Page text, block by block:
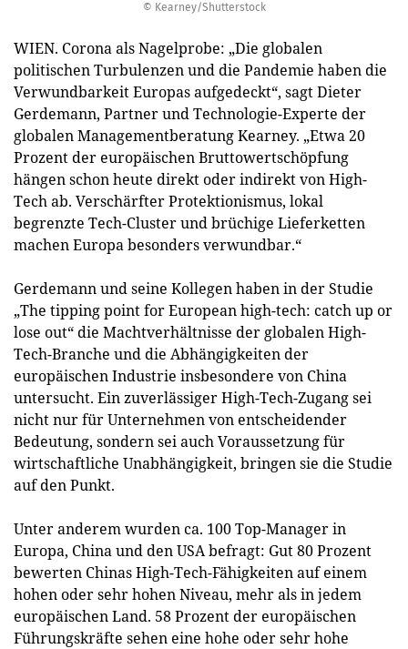
© Kearney/Shutterstock
WIEN. Corona als Nagelprobe: „Die globalen
politischen Turbulenzen und die Pandemie haben die
Verwundbarkeit Europas aufgedeckt“, sagt Dieter
Gerdemann, Partner und Technologie-Experte der
globalen Managementberatung Kearney. „Etwa 20
Prozent der europäischen Bruttowertschöpfung
hängen schon heute direkt oder indirekt von High-
Tech ab. Verschärfter Protektionismus, lokal
begrenzte Tech-Cluster und brüchige Lieferketten
machen Europa besonders verwundbar.“
Gerdemann und seine Kollegen haben in der Studie
„The tipping point for European high-tech: catch up or
lose out“ die Machtverhältnisse der globalen High-
Tech-Branche und die Abhängigkeiten der
europäischen Industrie insbesondere von China
untersucht. Ein zuverlässiger High-Tech-Zugang sei
nicht nur für Unternehmen von entscheidender
Bedeutung, sondern sei auch Voraussetzung für
wirtschaftliche Unabhängigkeit, bringen sie die Studie
auf den Punkt.
Unter anderem wurden ca. 100 Top-Manager in
Europa, China und den USA befragt: Gut 80 Prozent
bewerten Chinas High-Tech-Fähigkeiten auf einem
hohen oder sehr hohen Niveau, mehr als in jedem
europäischen Land. 58 Prozent der europäischen
Führungskräfte sehen eine hohe oder sehr hohe